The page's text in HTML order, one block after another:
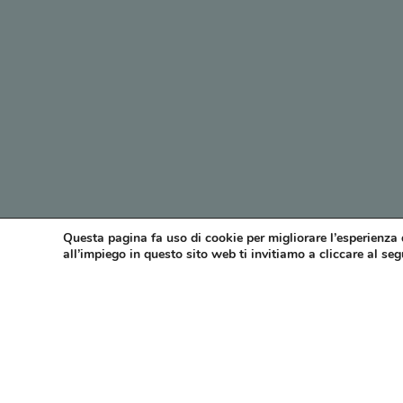
Questa pagina fa uso di cookie per migliorare
all’impiego in questo sito web ti invitiamo a cliccare al